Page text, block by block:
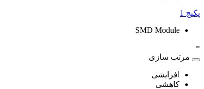
پکیج 1
SMD Module
=
مرتب سازی
افزایشی
کاهشی